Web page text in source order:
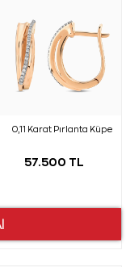
0,11 Karat Pırlanta Küpe
57.500 TL